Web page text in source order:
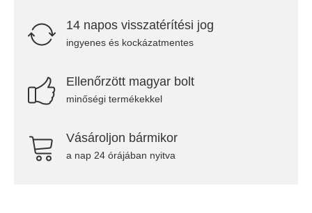
14 napos visszatérítési jog
ingyenes és kockázatmentes
Ellenőrzött magyar bolt
minőségi termékekkel
Vásároljon bármikor
a nap 24 órájában nyitva